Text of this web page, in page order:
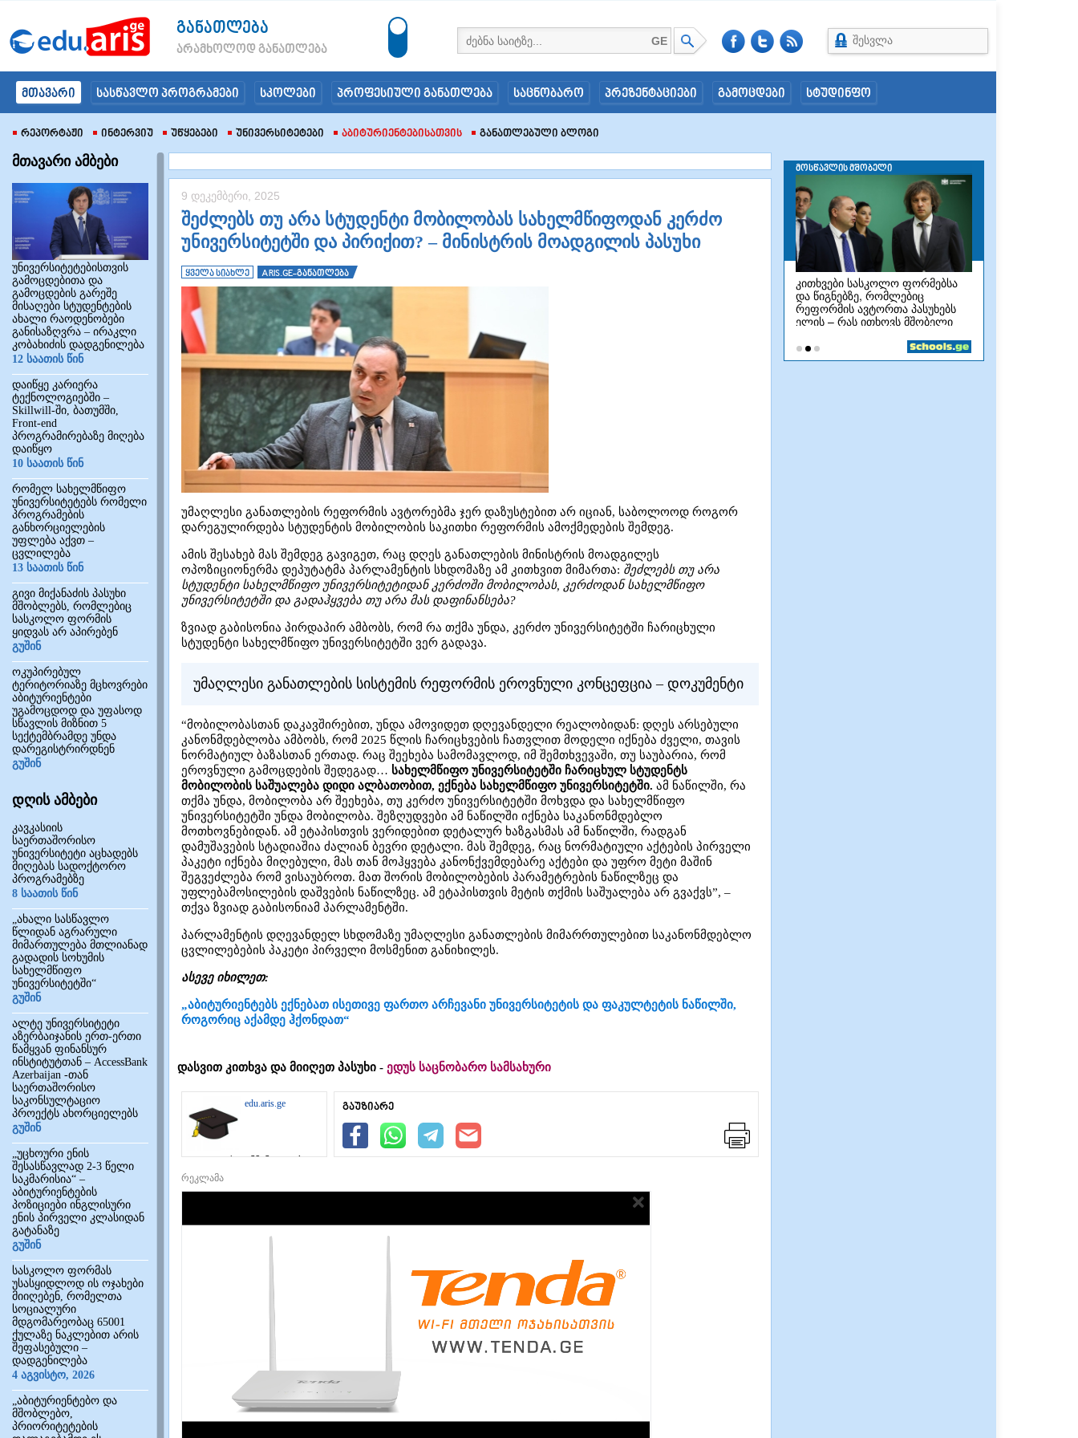
განათლება
არამხოლოდ განათლება
GE შესვლა
მთავარი სასწავლო პროგრამები სკოლები პროფესიული განათლება საცნობარო პრეზენტაციები გამოცდები სტუდინფო
Რეპორტაჟი Ინტერვიუ Უწყებები Უნივერსიტეტები Აბიტურიენტებისათვის Განათლებული Ბლოგი
მთავარი ამბები
უნივერსიტეტებისთვის
გამოცდებითა და
გამოცდების გარეშე
მისაღები სტუდენტების
ახალი რაოდენობები
განისაზღვრა – ირაკლი
კობახიძის დადგენილება
12 საათის წინ
დაიწყე კარიერა
ტექნოლოგიებში –
Skillwill-ში, ბათუმში,
Front-end
პროგრამირებაზე მიღება
დაიწყო
10 საათის წინ
რომელ სახელმწიფო
უნივერსიტეტებს რომელი
პროგრამების
განხორციელების
უფლება აქვთ –
ცვლილება
13 საათის წინ
გივი მიქანაძის პასუხი
მშობლებს, რომლებიც
სასკოლო ფორმის
ყიდვას არ აპირებენ
გუშინ
ოკუპირებულ
ტერიტორიაზე მცხოვრები
აბიტურიენტები
უგამოცდოდ და უფასოდ
სწავლის მიზნით 5
სექტემბრამდე უნდა
დარეგისტრირდნენ
გუშინ
დღის ამბები
კავკასიის
საერთაშორისო
უნივერსიტეტი აცხადებს
მიღებას სადოქტორო
პროგრამებზე
8 საათის წინ
„ახალი სასწავლო
წლიდან აგრარული
მიმართულება მთლიანად
გადადის სოხუმის
სახელმწიფო
უნივერსიტეტში“
გუშინ
ალტე უნივერსიტეტი
აზერბაიჯანის ერთ-ერთი
წამყვან ფინანსურ
ინსტიტუტთან – AccessBank
Azerbaijan -თან
საერთაშორისო
საკონსულტაციო
პროექტს ახორციელებს
გუშინ
„უცხოური ენის
შესასწავლად 2-3 წელი
საკმარისია“ –
აბიტურიენტების
პოზიციები ინგლისური
ენის პირველი კლასიდან
გატანაზე
გუშინ
სასკოლო ფორმას
უსასყიდლოდ ის ოჯახები
მიიღებენ, რომელთა
სოციალური
მდგომარეობაც 65001
ქულაზე ნაკლებით არის
შეფასებული –
დადგენილება
4 აგვისტო, 2026
„აბიტურიენტებო და
მშობლებო,
პრიორიტეტების
9 დეკემბერი, 2025
შეძლებს თუ არა სტუდენტი მობილობას სახელმწიფოდან კერძო
უნივერსიტეტში და პირიქით? – მინისტრის მოადგილის პასუხი
ყველა სიახლე ARIS.GE-განათლება
უმაღლესი განათლების რეფორმის ავტორებმა ჯერ დაზუსტებით არ იციან, საბოლოოდ როგორ
დარეგულირდება სტუდენტის მობილობის საკითხი რეფორმის ამოქმედების შემდეგ.
ამის შესახებ მას შემდეგ გავიგეთ, რაც დღეს განათლების მინისტრის მოადგილეს
ოპოზიციონერმა დეპუტატმა პარლამენტის სხდომაზე ამ კითხვით მიმართა: შეძლებს თუ არა
სტუდენტი სახელმწიფო უნივერსიტეტიდან კერძოში მობილობას, კერძოდან სახელმწიფო
უნივერსიტეტში და გადაჰყვება თუ არა მას დაფინანსება?
ზვიად გაბისონია პირდაპირ ამბობს, რომ რა თქმა უნდა, კერძო უნივერსიტეტში ჩარიცხული
სტუდენტი სახელმწიფო უნივერსიტეტში ვერ გადავა.
უმაღლესი განათლების სისტემის რეფორმის ეროვნული კონცეფცია – დოკუმენტი
“მობილობასთან დაკავშირებით, უნდა ამოვიდეთ დღევანდელი რეალობიდან: დღეს არსებული
კანონმდებლობა ამბობს, რომ 2025 წლის ჩარიცხვების ჩათვლით მოდელი იქნება ძველი, თავის
ნორმატიულ ბაზასთან ერთად. რაც შეეხება სამომავლოდ, იმ შემთხვევაში, თუ საუბარია, რომ
ეროვნული გამოცდების შედეგად… სახელმწიფო უნივერსიტეტში ჩარიცხულ სტუდენტს
მობილობის საშუალება დიდი ალბათობით, ექნება სახელმწიფო უნივერსიტეტში. ამ ნაწილში, რა
თქმა უნდა, მობილობა არ შეეხება, თუ კერძო უნივერსიტეტში მოხვდა და სახელმწიფო
უნივერსიტეტში უნდა მობილობა. შეზღუდვები ამ ნაწილში იქნება საკანონმდებლო
მოთხოვნებიდან. ამ ეტაპისთვის ვერიდებით დეტალურ ხაზგასმას ამ ნაწილში, რადგან
დამუშავების სტადიაშია ძალიან ბევრი დეტალი. მას შემდეგ, რაც ნორმატიული აქტების პირველი
პაკეტი იქნება მიღებული, მას თან მოჰყვება კანონქვემდებარე აქტები და უფრო მეტი მაშინ
შეგვეძლება რომ ვისაუბროთ. მათ შორის მობილობების პარამეტრების ნაწილზეც და
უფლებამოსილების დაშვების ნაწილზეც. ამ ეტაპისთვის მეტის თქმის საშუალება არ გვაქვს”, –
თქვა ზვიად გაბისონიამ პარლამენტში.
პარლამენტის დღევანდელ სხდომაზე უმაღლესი განათლების მიმარრთულებით საკანონმდებლო
ცვლილებების პაკეტი პირველი მოსმენით განიხილეს.
ასევე იხილეთ:
„აბიტურიენტებს ექნებათ ისეთივე ფართო არჩევანი უნივერსიტეტის და ფაკულტეტის ნაწილში,
როგორიც აქამდე ჰქონდათ“
დასვით კითხვა და მიიღეთ პასუხი - ედუს საცნობარო სამსახური
edu.aris.ge
საგანმანათლებლო
გაუზიარე
რეკლამა